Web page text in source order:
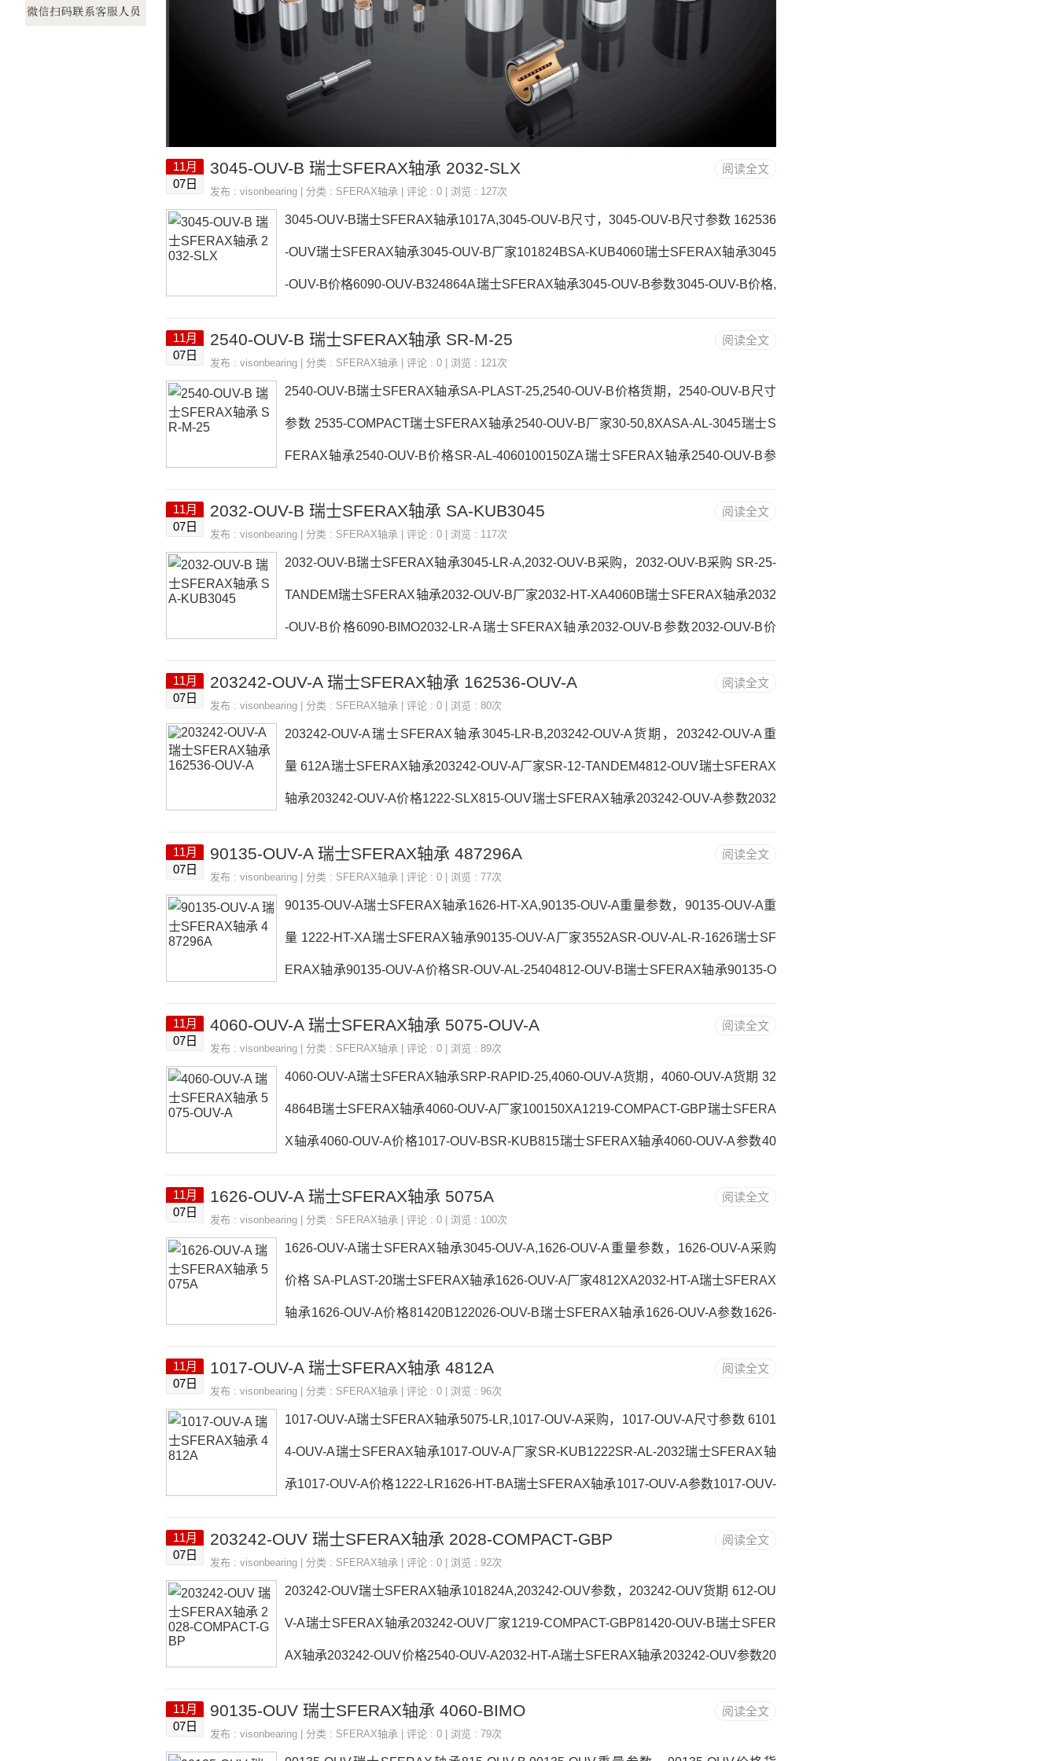
阅读全文
11月
07日
3045-OUV-B 瑞士SFERAX轴承 2032-SLX
发布 : visonbearing | 分类 : SFERAX轴承 | 评论 : 0 | 浏览 : 127次
3045-OUV-B瑞士SFERAX轴承1017A,3045-OUV-B尺寸，3045-OUV-B尺寸参数 162536
-OUV瑞士SFERAX轴承3045-OUV-B厂家101824BSA-KUB4060瑞士SFERAX轴承3045
-OUV-B价格6090-OUV-B324864A瑞士SFERAX轴承3045-OUV-B参数3045-OUV-B价格,
UB15253045-OUV-B3045-OUV-B价格,3045-OUV-B采购3045-OUV-B价格,3045-OUV-B
阅读全文
11月
07日
2540-OUV-B 瑞士SFERAX轴承 SR-M-25
发布 : visonbearing | 分类 : SFERAX轴承 | 评论 : 0 | 浏览 : 121次
2540-OUV-B瑞士SFERAX轴承SA-PLAST-25,2540-OUV-B价格货期，2540-OUV-B尺寸
参数 2535-COMPACT瑞士SFERAX轴承2540-OUV-B厂家30-50,8XASA-AL-3045瑞士S
FERAX轴承2540-OUV-B价格SR-AL-4060100150ZA瑞士SFERAX轴承2540-OUV-B参
荐：SR-KUB2540SR-OUV50752540-OUV-B2540-OUV-B价格,2540-OUV-B采购2540-O
阅读全文
11月
07日
2032-OUV-B 瑞士SFERAX轴承 SA-KUB3045
发布 : visonbearing | 分类 : SFERAX轴承 | 评论 : 0 | 浏览 : 117次
2032-OUV-B瑞士SFERAX轴承3045-LR-A,2032-OUV-B采购，2032-OUV-B采购 SR-25-
TANDEM瑞士SFERAX轴承2032-OUV-B厂家2032-HT-XA4060B瑞士SFERAX轴承2032
-OUV-B价格6090-BIMO2032-LR-A瑞士SFERAX轴承2032-OUV-B参数2032-OUV-B价
67ZA2032-OUV-B2032-OUV-B价格,2032-OUV-B采购2032-OUV-B价格,2032-OUV-B采
阅读全文
11月
07日
203242-OUV-A 瑞士SFERAX轴承 162536-OUV-A
发布 : visonbearing | 分类 : SFERAX轴承 | 评论 : 0 | 浏览 : 80次
203242-OUV-A瑞士SFERAX轴承3045-LR-B,203242-OUV-A货期，203242-OUV-A重
量 612A瑞士SFERAX轴承203242-OUV-A厂家SR-12-TANDEM4812-OUV瑞士SFERAX
轴承203242-OUV-A价格1222-SLX815-OUV瑞士SFERAX轴承203242-OUV-A参数2032
荐：81420-OUVSR-KUB100150203242-OUV-A203242-OUV-A价格,203242-OUV-A采
阅读全文
11月
07日
90135-OUV-A 瑞士SFERAX轴承 487296A
发布 : visonbearing | 分类 : SFERAX轴承 | 评论 : 0 | 浏览 : 77次
90135-OUV-A瑞士SFERAX轴承1626-HT-XA,90135-OUV-A重量参数，90135-OUV-A重
量 1222-HT-XA瑞士SFERAX轴承90135-OUV-A厂家3552ASR-OUV-AL-R-1626瑞士SF
ERAX轴承90135-OUV-A价格SR-OUV-AL-25404812-OUV-B瑞士SFERAX轴承90135-O
销品牌推荐：1017ZA90135-OUV-B90135-OUV-A90135-OUV-A价格,90135-OUV-A采购
阅读全文
11月
07日
4060-OUV-A 瑞士SFERAX轴承 5075-OUV-A
发布 : visonbearing | 分类 : SFERAX轴承 | 评论 : 0 | 浏览 : 89次
4060-OUV-A瑞士SFERAX轴承SRP-RAPID-25,4060-OUV-A货期，4060-OUV-A货期 32
4864B瑞士SFERAX轴承4060-OUV-A厂家100150XA1219-COMPACT-GBP瑞士SFERA
X轴承4060-OUV-A价格1017-OUV-BSR-KUB815瑞士SFERAX轴承4060-OUV-A参数40
25-TANDEM5075XA4060-OUV-A4060-OUV-A价格,4060-OUV-A采购4060-OUV-A价格,
阅读全文
11月
07日
1626-OUV-A 瑞士SFERAX轴承 5075A
发布 : visonbearing | 分类 : SFERAX轴承 | 评论 : 0 | 浏览 : 100次
1626-OUV-A瑞士SFERAX轴承3045-OUV-A,1626-OUV-A重量参数，1626-OUV-A采购
价格 SA-PLAST-20瑞士SFERAX轴承1626-OUV-A厂家4812XA2032-HT-A瑞士SFERAX
轴承1626-OUV-A价格81420B122026-OUV-B瑞士SFERAX轴承1626-OUV-A参数1626-
TANDEMSR-KUB40601626-OUV-A1626-OUV-A价格,1626-OUV-A采购1626-OUV-A价
阅读全文
11月
07日
1017-OUV-A 瑞士SFERAX轴承 4812A
发布 : visonbearing | 分类 : SFERAX轴承 | 评论 : 0 | 浏览 : 96次
1017-OUV-A瑞士SFERAX轴承5075-LR,1017-OUV-A采购，1017-OUV-A尺寸参数 6101
4-OUV-A瑞士SFERAX轴承1017-OUV-A厂家SR-KUB1222SR-AL-2032瑞士SFERAX轴
承1017-OUV-A价格1222-LR1626-HT-BA瑞士SFERAX轴承1017-OUV-A参数1017-OUV-
01017-OUV-B1017-OUV-A1017-OUV-A价格,1017-OUV-A采购1017-OUV-A价格,1017-O
阅读全文
11月
07日
203242-OUV 瑞士SFERAX轴承 2028-COMPACT-GBP
发布 : visonbearing | 分类 : SFERAX轴承 | 评论 : 0 | 浏览 : 92次
203242-OUV瑞士SFERAX轴承101824A,203242-OUV参数，203242-OUV货期 612-OU
V-A瑞士SFERAX轴承203242-OUV厂家1219-COMPACT-GBP81420-OUV-B瑞士SFER
AX轴承203242-OUV价格2540-OUV-A2032-HT-A瑞士SFERAX轴承203242-OUV参数20
A-AL-25403552XA203242-OUV203242-OUV价格,203242-OUV采购203242-OUV价格,2
阅读全文
11月
07日
90135-OUV 瑞士SFERAX轴承 4060-BIMO
发布 : visonbearing | 分类 : SFERAX轴承 | 评论 : 0 | 浏览 : 79次